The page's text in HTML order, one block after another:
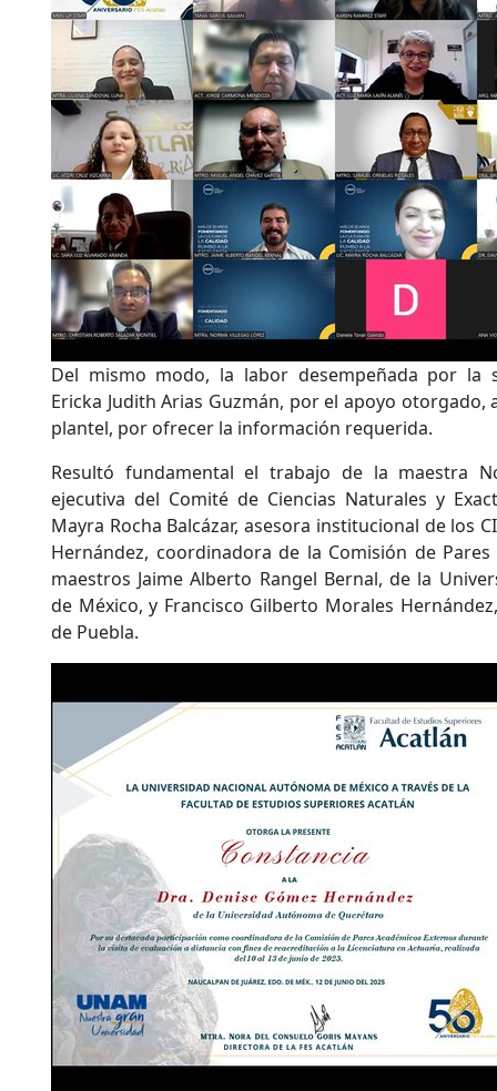
Del mismo modo, la labor desempeñada por la
Ericka Judith Arias Guzmán, por el apoyo otorgado,
plantel, por ofrecer la información requerida.
Resultó fundamental el trabajo de la maestra
ejecutiva del Comité de Ciencias Naturales y
Mayra Rocha Balcázar, asesora institucional de los
Hernández, coordinadora de la Comisión de
maestros Jaime Alberto Rangel Bernal, de la
de México, y Francisco Gilberto Morales
de Puebla.